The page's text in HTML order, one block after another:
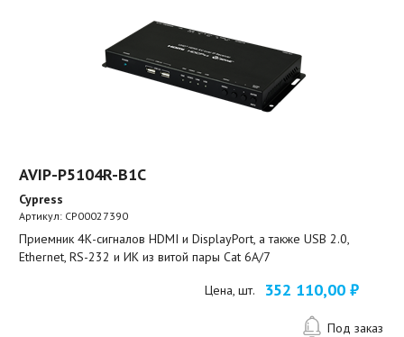
AVIP-P5104R-B1C
Cypress
Артикул: CP00027390
Приемник 4К-сигналов HDMI и DisplayPort, а также USB 2.0,
Ethernet, RS-232 и ИК из витой пары Cat 6A/7
Цена, шт. 352 110,00 ₽
Под заказ